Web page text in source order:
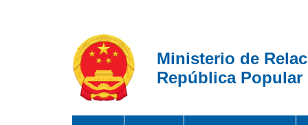
Ministerio de
República Popular